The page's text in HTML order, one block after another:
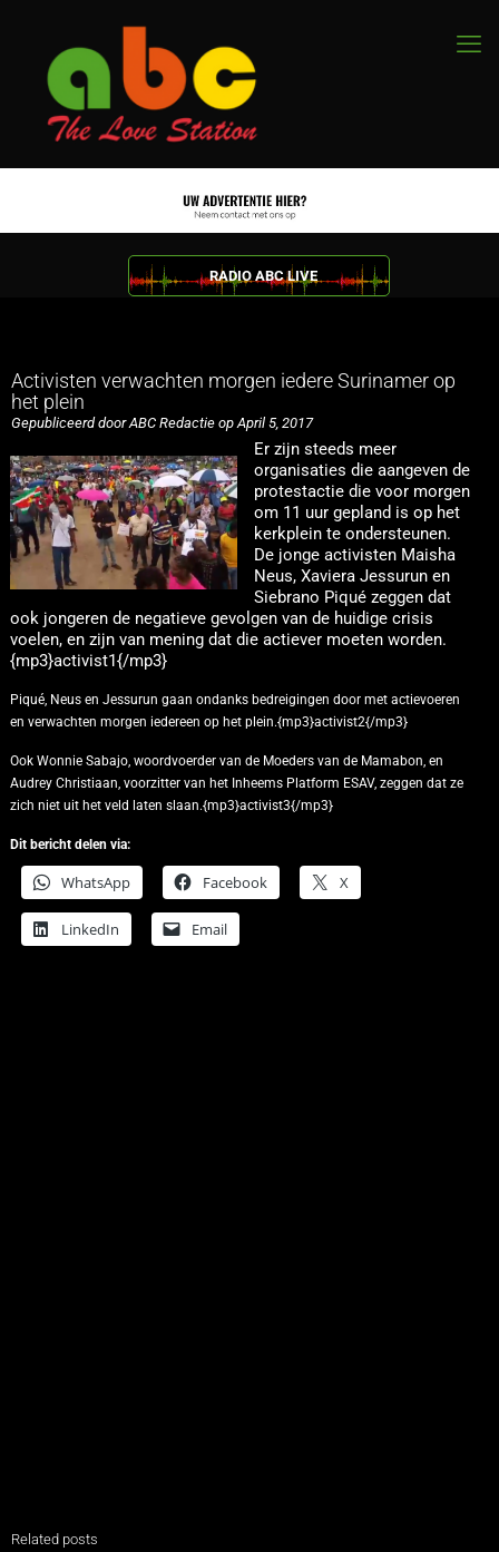
RADIO ABC LIVE
Activisten verwachten morgen iedere Surinamer op
het plein
Gepubliceerd door ABC Redactie op April 5, 2017
Er zijn steeds meer
organisaties die aangeven de
protestactie die voor morgen
om 11 uur gepland is op het
kerkplein te ondersteunen.
De jonge activisten Maisha
Neus, Xaviera Jessurun en
Siebrano Piqué zeggen dat
ook jongeren de negatieve gevolgen van de huidige crisis
voelen, en zijn van mening dat die actiever moeten worden.
{mp3}activist1{/mp3}
Piqué, Neus en Jessurun gaan ondanks bedreigingen door met actievoeren
en verwachten morgen iedereen op het plein.{mp3}activist2{/mp3}
Ook Wonnie Sabajo, woordvoerder van de Moeders van de Mamabon, en
Audrey Christiaan, voorzitter van het Inheems Platform ESAV, zeggen dat ze
zich niet uit het veld laten slaan.{mp3}activist3{/mp3}
Dit bericht delen via:
WhatsApp Facebook X
LinkedIn Email
Related posts